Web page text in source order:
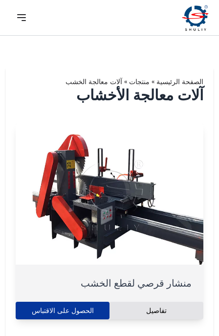
الصفحة الرئيسية » منتجات » آلات معالجة الخشب
آلات معالجة الأخشاب
منشار قرصي لقطع الخشب
تفاصيل الحصول على الاقتباس